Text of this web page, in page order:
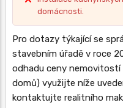
domácnosti.
Pro dotazy týkající se
stavebním úřadě v roce
odhadu ceny
domů) využijte níže
kontaktujte realitního